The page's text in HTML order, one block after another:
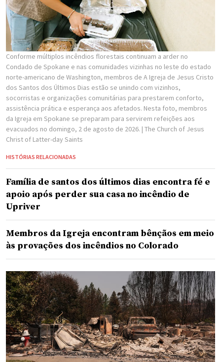
Conforme múltiplos incêndios florestais continuam a arder no
Condado de Spokane e nas comunidades vizinhas no leste do estado
norte-americano de Washington, membros de A Igreja de Jesus Cristo
dos Santos dos Últimos Dias estão se unindo com vizinhos,
socorristas e organizações comunitárias para prestarem conforto,
assistência prática e esperança aos afetados. Nesta foto, membros
da Igreja em Spokane se preparam para servirem refeições aos
evacuados no domingo, 2 de agosto de 2026. | The Church of Jesus
Christ of Latter-day Saints
HISTÓRIAS RELACIONADAS
Família de santos dos últimos dias encontra fé e
apoio após perder sua casa no incêndio de
Upriver
Membros da Igreja encontram bênçãos em meio
às provações dos incêndios no Colorado